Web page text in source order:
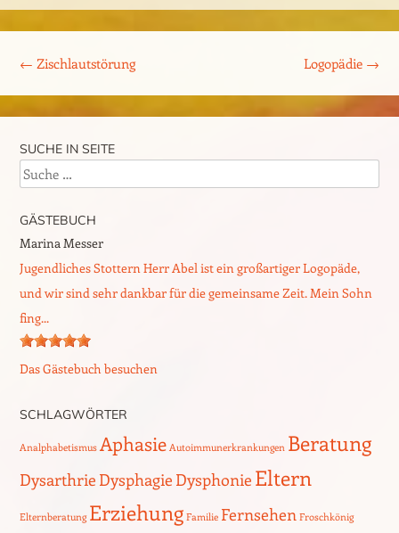
← Zischlautstörung Logopädie →
SUCHE IN SEITE
Suche
GÄSTEBUCH
Marina Messer
Jugendliches Stottern Herr Abel ist ein großartiger Logopäde,
und wir sind sehr dankbar für die gemeinsame Zeit. Mein Sohn
fing...
Das Gästebuch besuchen
SCHLAGWÖRTER
Analphabetismus Aphasie Autoimmunerkrankungen Beratung
Dysarthrie Dysphagie Dysphonie Eltern
Elternberatung Erziehung Familie Fernsehen Froschkönig